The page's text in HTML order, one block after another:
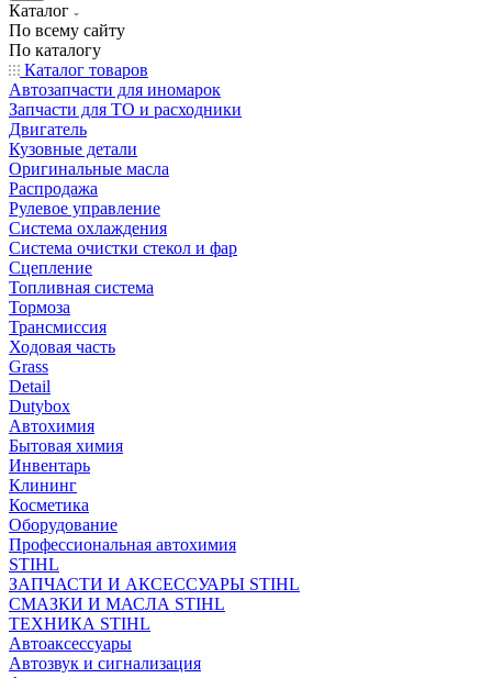
Каталог
По всему сайту
По каталогу
Каталог товаров
Автозапчасти для иномарок
Запчасти для ТО и расходники
Двигатель
Кузовные детали
Оригинальные масла
Распродажа
Рулевое управление
Система охлаждения
Система очистки стекол и фар
Сцепление
Топливная система
Тормоза
Трансмиссия
Ходовая часть
Grass
Detail
Dutybox
Автохимия
Бытовая химия
Инвентарь
Клининг
Косметика
Оборудование
Профессиональная автохимия
STIHL
ЗАПЧАСТИ И АКСЕССУАРЫ STIHL
СМАЗКИ И МАСЛА STIHL
ТЕХНИКА STIHL
Автоаксессуары
Автозвук и сигнализация